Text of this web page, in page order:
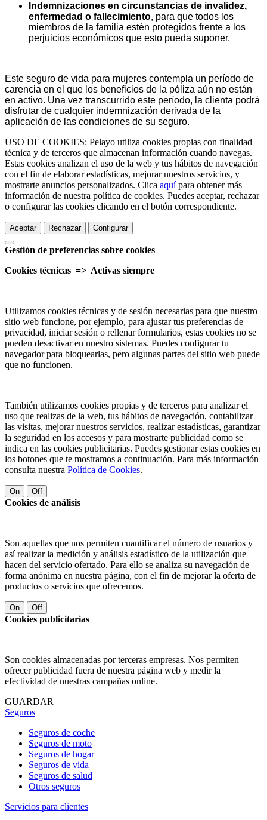
Indemnizaciones en circunstancias de invalidez,
enfermedad o fallecimiento, para que todos los
miembros de la familia estén protegidos frente a los
perjuicios económicos que esto pueda suponer.
Este seguro de vida para mujeres contempla un período de
carencia en el que los beneficios de la póliza aún no están
en activo. Una vez transcurrido este período, la clienta podrá
disfrutar de cualquier indemnización derivada de la
aplicación de las condiciones de su seguro.
USO DE COOKIES: Pelayo utiliza cookies propias con finalidad
técnica y de terceros que almacenan información cuando navegas.
Estas cookies analizan el uso de la web y tus hábitos de navegación
con el fin de elaborar estadísticas, mejorar nuestros servicios, y
mostrarte anuncios personalizados. Clica aquípara obtener más
información de nuestra política de cookies. Puedes aceptar, rechazar
o configurar las cookies clicando en el botón correspondiente.
Aceptar Rechazar Configurar
Gestión de preferencias sobre cookies
Cookies técnicas => Activas siempre
Utilizamos cookies técnicas y de sesión necesarias para que nuestro
sitio web funcione, por ejemplo, para ajustar tus preferencias de
privacidad, iniciar sesión o rellenar formularios, estas cookies no se
pueden desactivar en nuestro sistemas. Puedes configurar tu
navegador para bloquearlas, pero algunas partes del sitio web puede
que no funcionen.
También utilizamos cookies propias y de terceros para analizar el
uso que realizas de la web, tus hábitos de navegación, contabilizar
las visitas, mejorar nuestros servicios, realizar estadísticas, garantizar
la seguridad en los accesos y para mostrarte publicidad como se
indica en las cookies publicitarias. Puedes gestionar estas cookies en
los botones que te mostramos a continuación. Para más información
consulta nuestra Política de Cookies.
On Off
Cookies de análisis
Son aquellas que nos permiten cuantificar el número de usuarios y
así realizar la medición y análisis estadístico de la utilización que
hacen del servicio ofertado. Para ello se analiza su navegación de
forma anónima en nuestra página, con el fin de mejorar la oferta de
productos o servicios que ofrecemos.
On Off
Cookies publicitarias
Son cookies almacenadas por terceras empresas. Nos permiten
ofrecer publicidad fuera de nuestra página web y medir la
efectividad de nuestras campañas online.
GUARDAR
Seguros
Seguros de coche
Seguros de moto
Seguros de hogar
Seguros de vida
Seguros de salud
Otros seguros
Servicios para clientes